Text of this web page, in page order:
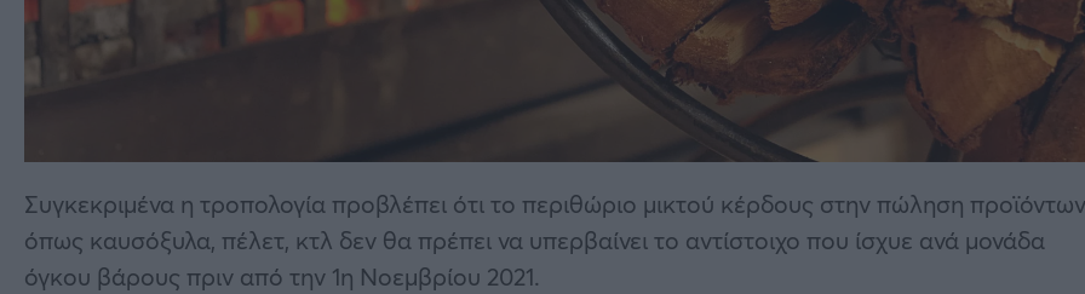
Συγκεκριμένα η τροπολογία προβλέπει ότι το περιθώριο μικτού κέρδους στην πώληση προϊόντων
όπως καυσόξυλα, πέλετ, κτλ δεν θα πρέπει να υπερβαίνει το αντίστοιχο που ίσχυε ανά μονάδα
όγκου βάρους πριν από την 1η Νοεμβρίου 2021.